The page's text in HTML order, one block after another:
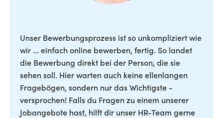
Unser Bewerbungsprozess ist so unkompliziert wie
wir ... einfach online bewerben, fertig. So landet
die Bewerbung direkt bei der Person, die sie
sehen soll. Hier warten auch keine ellenlangen
Fragebögen, sondern nur das Wichtigste -
versprochen! Falls du Fragen zu einem unserer
Jobangebote hast, hilft dir unser HR-Team gerne